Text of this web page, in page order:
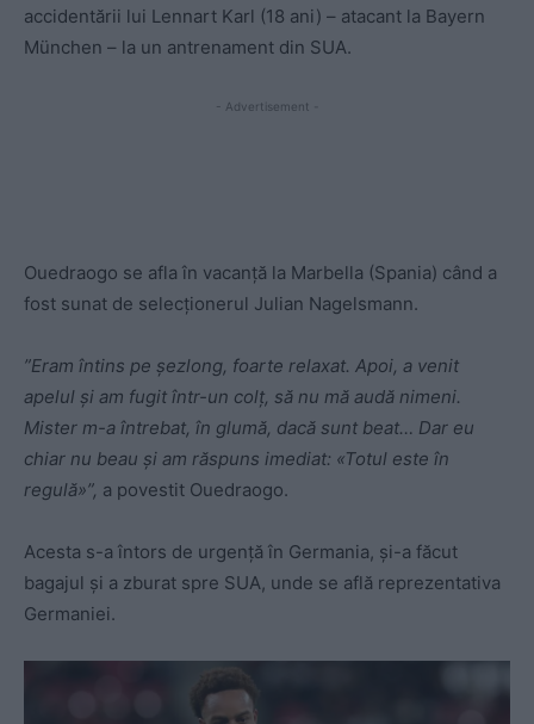
accidentării lui Lennart Karl (18 ani) – atacant la Bayern
München – la un antrenament din SUA.
- Advertisement -
Ouedraogo se afla în vacanță la Marbella (Spania) când a
fost sunat de selecționerul Julian Nagelsmann.
”Eram întins pe șezlong, foarte relaxat. Apoi, a venit
apelul și am fugit într-un colț, să nu mă audă nimeni.
Mister m-a întrebat, în glumă, dacă sunt beat… Dar eu
chiar nu beau și am răspuns imediat: «Totul este în
regulă»”, a povestit Ouedraogo.
Acesta s-a întors de urgență în Germania, și-a făcut
bagajul și a zburat spre SUA, unde se află reprezentativa
Germaniei.